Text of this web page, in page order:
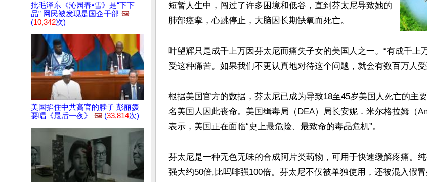
批毛泽东《沁园春•雪》是“下下
品” 网民被发现是国企干部 🖼️
(10,342次)
美国掐住中共高官的脖子 彭丽媛
要唱《最后一夜》
🖼️ (33,814次)
短暂人生中，闯过了许多困境和低谷，直到芬太尼导致她的
肺部痉挛，心跳停止，大脑因长期缺氧而死亡。
叶望辉只是成千上万因芬太尼而痛失子女的美国人之一。“有成千上
受这种痛苦。如果我们不更认真地对待这个问题，就会有数百万人受
根据美国官方的数据，芬太尼已成为导致18至45岁美国人死亡的主
名美国人因此丧命。美国缉毒局（DEA）局长安妮．米尔格拉姆（
表示，美国正在面临“史上最危险、最致命的毒品危机”。
芬太尼是一种无色无味的合成阿片类药物，可用于快速缓解疼痛。
强大约50倍,比吗啡强100倍。芬太尼不仅被单独使用，还被混入假